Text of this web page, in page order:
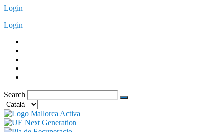
Vés
contingut
Login
Login
Search
Trieu
un
idioma